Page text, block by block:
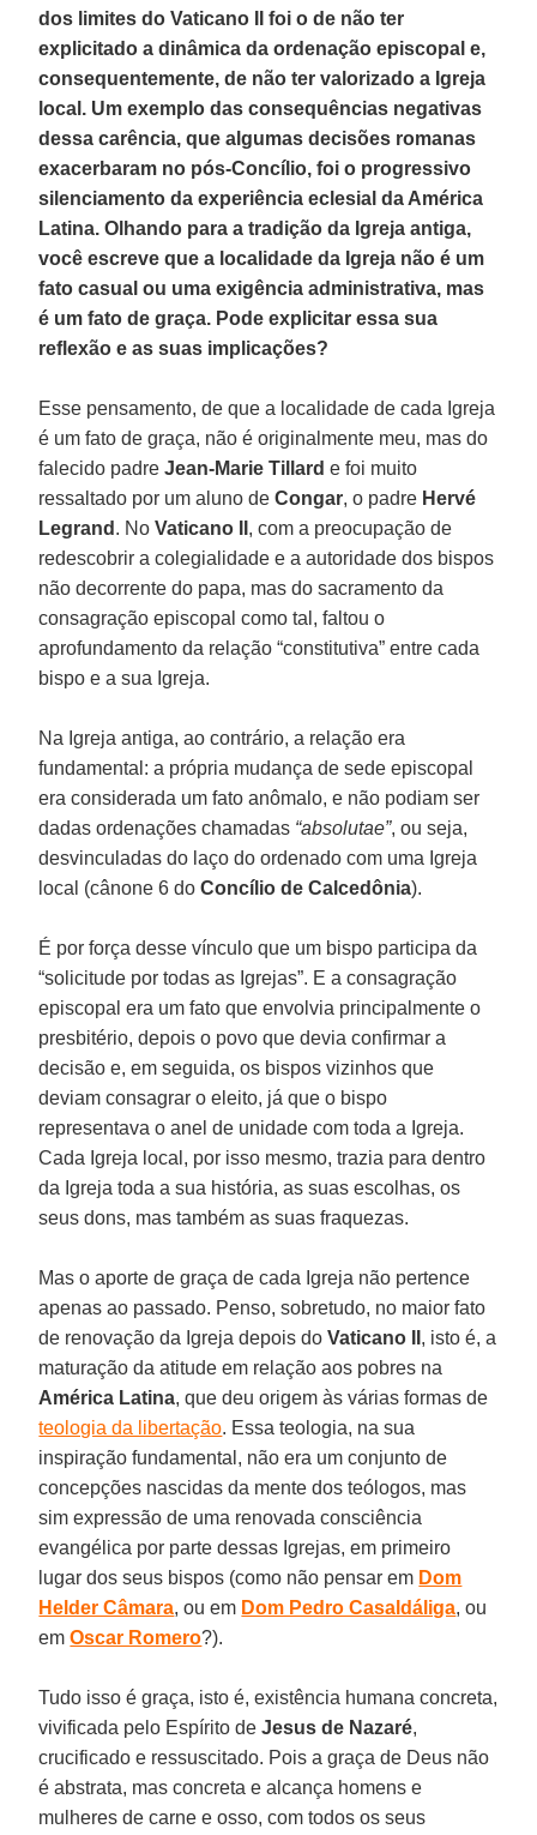
dos limites do Vaticano II foi o de não ter
explicitado a dinâmica da ordenação episcopal e,
consequentemente, de não ter valorizado a Igreja
local. Um exemplo das consequências negativas
dessa carência, que algumas decisões romanas
exacerbaram no pós-Concílio, foi o progressivo
silenciamento da experiência eclesial da América
Latina. Olhando para a tradição da Igreja antiga,
você escreve que a localidade da Igreja não é um
fato casual ou uma exigência administrativa, mas
é um fato de graça. Pode explicitar essa sua
reflexão e as suas implicações?
Esse pensamento, de que a localidade de cada Igreja
é um fato de graça, não é originalmente meu, mas do
falecido padreJean-Marie Tillard e foi muito
ressaltado por um aluno deCongar, o padre Hervé
Legrand . NoVaticano II , com a preocupação de
redescobrir a colegialidade e a autoridade dos bispos
não decorrente do papa, mas do sacramento da
consagração episcopal como tal, faltou o
aprofundamento da relação “constitutiva” entre cada
bispo e a sua Igreja.
Na Igreja antiga, ao contrário, a relação era
fundamental: a própria mudança de sede episcopal
era considerada um fato anômalo, e não podiam ser
dadas ordenações chamadas “absolutae”, ou seja,
desvinculadas do laço do ordenado com uma Igreja
local (cânone 6 doConcílio de Calcedônia).
É por força desse vínculo que um bispo participa da
“solicitude por todas as Igrejas”. E a consagração
episcopal era um fato que envolvia principalmente o
presbitério, depois o povo que devia confirmar a
decisão e, em seguida, os bispos vizinhos que
deviam consagrar o eleito, já que o bispo
representava o anel de unidade com toda a Igreja.
Cada Igreja local, por isso mesmo, trazia para dentro
da Igreja toda a sua história, as suas escolhas, os
seus dons, mas também as suas fraquezas.
Mas o aporte de graça de cada Igreja não pertence
apenas ao passado. Penso, sobretudo, no maior fato
de renovação da Igreja depois doVaticano II , isto é, a
maturação da atitude em relação aos pobres na
América Latina, que deu origem às várias formas de
teologia da libertação. Essa teologia, na sua
inspiração fundamental, não era um conjunto de
concepções nascidas da mente dos teólogos, mas
sim expressão de uma renovada consciência
evangélica por parte dessas Igrejas, em primeiro
lugar dos seus bispos (como não pensar em Dom
Helder Câmara, ou em Dom Pedro Casaldáliga, ou
emOscar Romero?).
Tudo isso é graça, isto é, existência humana concreta,
vivificada pelo Espírito deJesus de Nazaré,
crucificado e ressuscitado. Pois a graça de Deus não
é abstrata, mas concreta e alcança homens e
mulheres de carne e osso, com todos os seus